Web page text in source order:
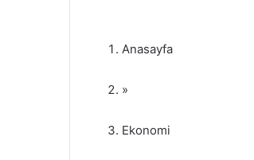
Anasayfa
»
Ekonomi